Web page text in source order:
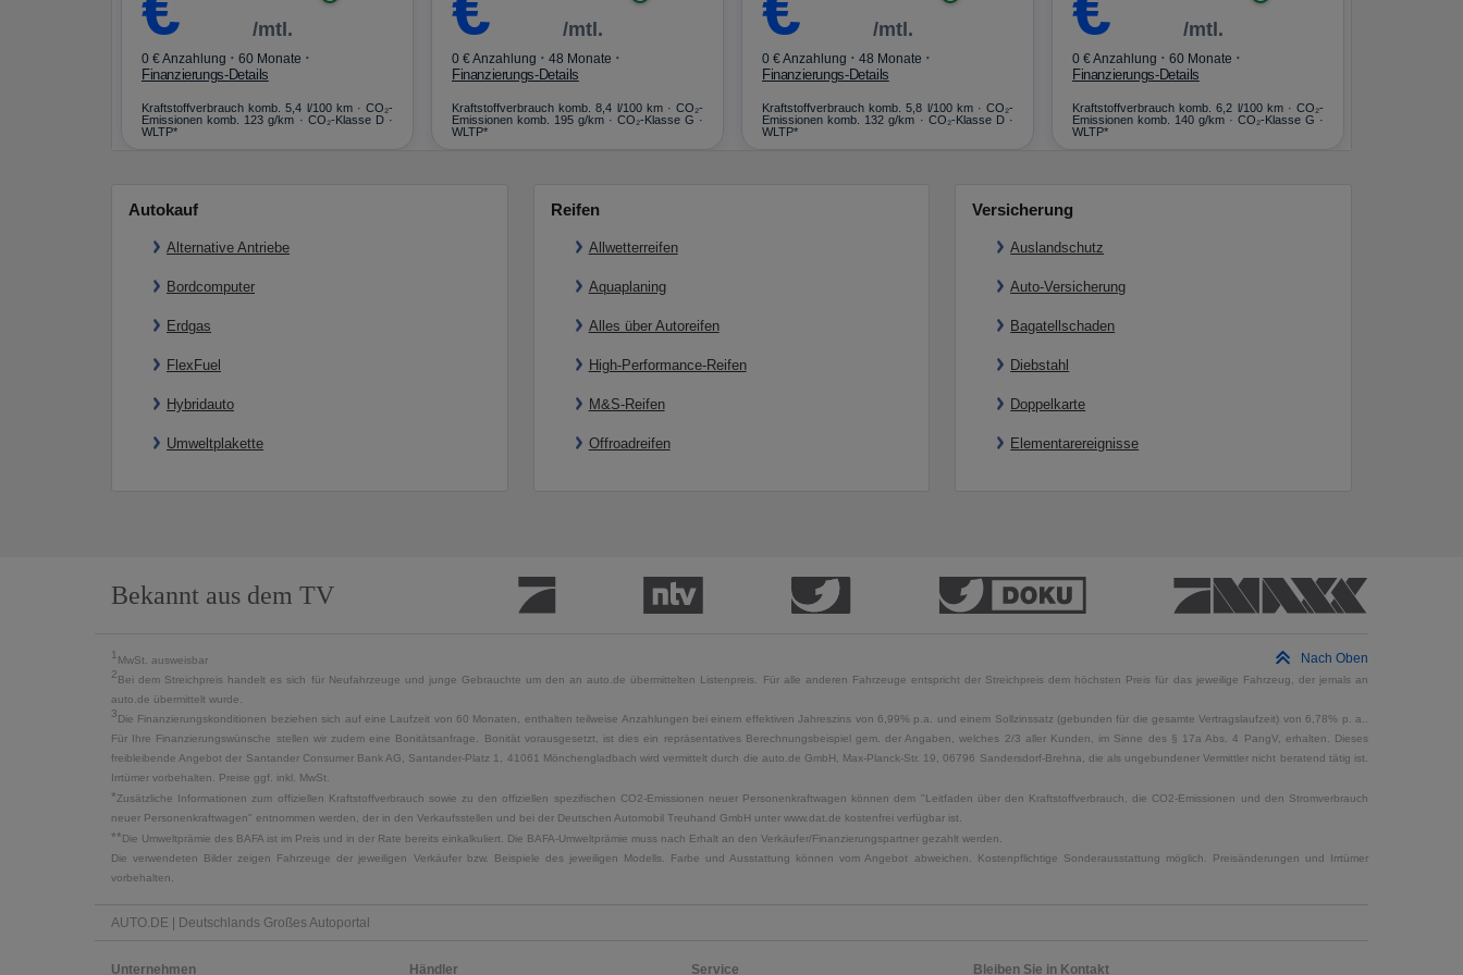
/mtl.
0 € Anzahlung · 60 Monate ·
Finanzierungs-Details
Kraftstoffverbrauch komb. 5,4 l/100 km · CO₂-
Emissionen komb. 123 g/km · CO₂-Klasse D ·
WLTP*
/mtl.
0 € Anzahlung · 48 Monate ·
Finanzierungs-Details
Kraftstoffverbrauch komb. 8,4 l/100 km · CO₂-
Emissionen komb. 195 g/km · CO₂-Klasse G ·
WLTP*
/mtl.
0 € Anzahlung · 48 Monate ·
Finanzierungs-Details
Kraftstoffverbrauch komb. 5,8 l/100 km · CO₂-
Emissionen komb. 132 g/km · CO₂-Klasse D ·
WLTP*
/mtl.
0 € Anzahlung · 60 Monate ·
Finanzierungs-Details
Kraftstoffverbrauch komb. 6,2 l/100 km · CO₂-
Emissionen komb. 140 g/km · CO₂-Klasse G ·
WLTP*
Autokauf
Alternative Antriebe
Bordcomputer
Erdgas
FlexFuel
Hybridauto
Umweltplakette
Reifen
Allwetterreifen
Aquaplaning
Alles über Autoreifen
High-Performance-Reifen
M&S-Reifen
Offroadreifen
Versicherung
Auslandschutz
Auto-Versicherung
Bagatellschaden
Diebstahl
Doppelkarte
Elementarereignisse
Bekannt aus dem TV
Nach Oben
1MwSt. ausweisbar
2Bei dem Streichpreis handelt es sich für Neufahrzeuge und junge Gebrauchte um den an auto.de übermittelten Listenpreis. Für alle anderen Fahrzeuge entspricht der Streichpreis dem höchsten Preis für das jeweilige Fahrzeug, der jemals an
auto.de übermittelt wurde.
3Die Finanzierungskonditionen beziehen sich auf eine Laufzeit von 60 Monaten, enthalten teilweise Anzahlungen bei einem effektiven Jahreszins von 6,99% p.a. und einem Sollzinssatz (gebunden für die gesamte Vertragslaufzeit) von 6,78% p. a..
Für Ihre Finanzierungswünsche stellen wir zudem eine Bonitätsanfrage. Bonität vorausgesetzt, ist dies ein repräsentatives Berechnungsbeispiel gem. der Angaben, welches 2/3 aller Kunden, im Sinne des § 17a Abs. 4 PangV, erhalten. Dieses
freibleibende Angebot der Santander Consumer Bank AG, Santander-Platz 1, 41061 Mönchengladbach wird vermittelt durch die auto.de GmbH, Max-Planck-Str. 19, 06796 Sandersdorf-Brehna, die als ungebundener Vermittler nicht beratend tätig ist.
Irrtümer vorbehalten. Preise ggf. inkl. MwSt.
*Zusätzliche Informationen zum offiziellen Kraftstoffverbrauch sowie zu den offiziellen spezifischen CO2-Emissionen neuer Personenkraftwagen können dem "Leitfaden über den Kraftstoffverbrauch, die CO2-Emissionen und den Stromverbrauch
neuer Personenkraftwagen" entnommen werden, der in den Verkaufsstellen und bei der Deutschen Automobil Treuhand GmbH unter www.dat.de kostenfrei verfügbar ist.
**Die Umweltprämie des BAFA ist im Preis und in der Rate bereits einkalkuliert. Die BAFA-Umweltprämie muss nach Erhalt an den Verkäufer/Finanzierungspartner gezahlt werden.
Die verwendeten Bilder zeigen Fahrzeuge der jeweiligen Verkäufer bzw. Beispiele des jeweiligen Modells. Farbe und Ausstattung können vom Angebot abweichen. Kostenpflichtige Sonderausstattung möglich. Preisänderungen und Irrtümer
vorbehalten.
AUTO.DE | Deutschlands Großes Autoportal
Unternehmen Händler Service Bleiben Sie in Kontakt